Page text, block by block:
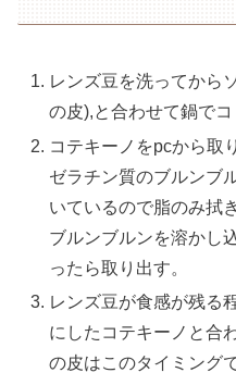
レンズ豆を洗ってから
の皮),と合わせて鍋でコ
コテキーノをpcから取
ゼラチン質のブルンブ
いているので脂のみ拭
ブルンブルンを溶かし
ったら取り出す。
レンズ豆が食感が残る
にしたコテキーノと合
の皮はこのタイミング